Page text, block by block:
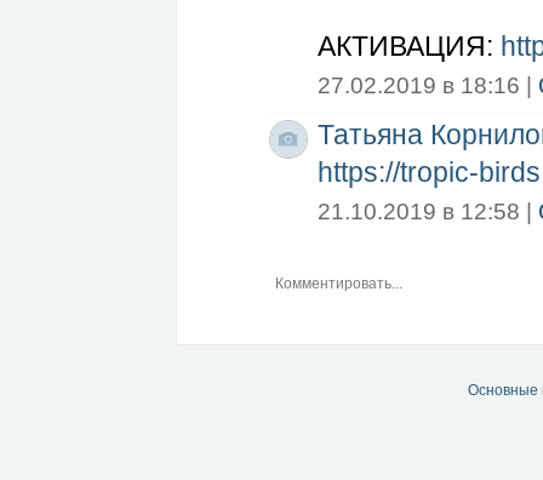
АКТИВАЦИЯ:
27.02.2019 в 18:16 |
Татьяна
https://tropic-
21.10.2019 в 12:58 |
Основные